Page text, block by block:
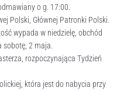
o g. 17:00.
Polski, Głównej Patronki Polski.
wypada w niedzielę, obchód
sobotę, 2 maja.
rozpoczynająca Tydzień
która jest do nabycia przy